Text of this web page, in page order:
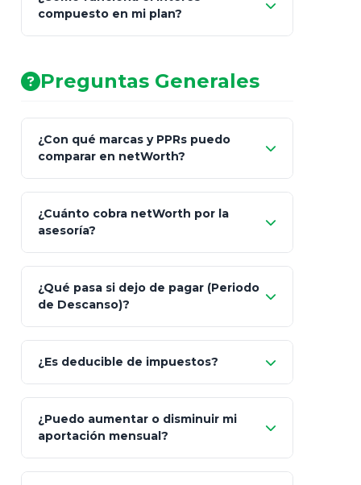
AA (Muy Fuerte)
compuesto en mi plan?
Preguntas Generales
¿Con qué marcas y PPRs puedo
comparar en netWorth?
GNP (Proyecta)
Seguros Monterrey
Skandia (Crea)
¿Cuánto cobra netWorth por la
asesoría?
¿Qué pasa si dejo de pagar (Periodo
de Descanso)?
¿Es deducible de impuestos?
¿Puedo aumentar o disminuir mi
aportación mensual?